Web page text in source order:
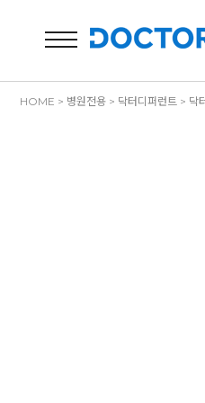
HOME > 병원전용 > 닥터디퍼런트 > 닥